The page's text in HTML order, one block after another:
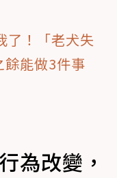
了！「老犬失
餘能做3件事
為改變，